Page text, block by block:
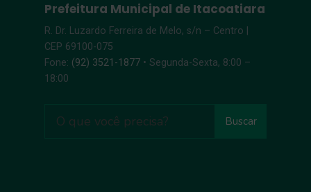
Prefeitura Municipal de Itacoatiara
R. Dr. Luzardo Ferreira de Melo, s/n – Centro |
CEP 69100-075
Fone: (92) 3521-1877 • Segunda-Sexta, 8:00 –
18:00
Buscar